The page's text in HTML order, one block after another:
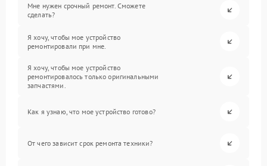
Мне нужен срочный ремонт. Сможете
сделать?
Я хочу, чтобы мое устройство
ремонтировали при мне.
Я хочу, чтобы мое устройство
ремонтировалось только оригинальными
запчастями.
Как я узнаю, что мое устройство готово?
От чего зависит срок ремонта техники?